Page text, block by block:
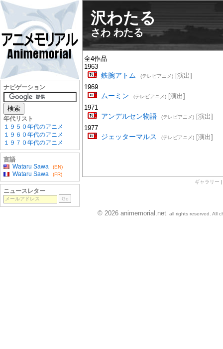
沢わたる
さわ わたる
全4作品
1963
鉄腕アトム (テレビアニメ)[演出]
1969
ムーミン (テレビアニメ)[演出]
1971
アンデルセン物語 (テレビアニメ)[演出]
1977
ジェッターマルス (テレビアニメ)[演出]
ギャラリー
ナビゲーション
年代リスト
１９５０年代のアニメ
１９６０年代のアニメ
１９７０年代のアニメ
言語
Wataru Sawa
(EN)
Wataru Sawa (FR)
ニュースレター
© 2026 animemorial.net , all rights reserved. All